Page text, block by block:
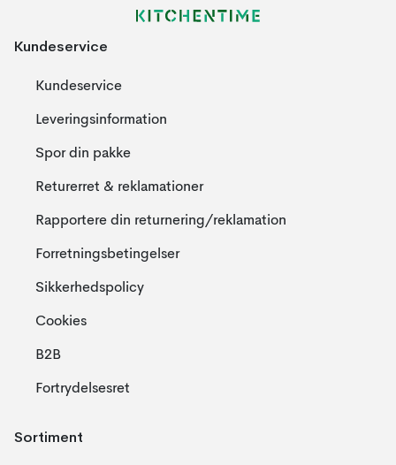
Kundeservice
Kundeservice
Leveringsinformation
Spor din pakke
Returerret & reklamationer
Rapportere din returnering/reklamation
Forretningsbetingelser
Sikkerhedspolicy
Cookies
B2B
Fortrydelsesret
Sortiment